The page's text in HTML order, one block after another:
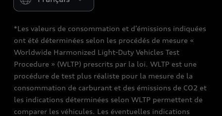
*Les valeurs de consommation et d’émissions indiquées
ont été déterminées selon les procédés de mesure «
Worldwide Harmonized Light-Duty Vehicles Test
Procedure » (WLTP) prescrits par la loi. WLTP est une
procédure de test plus réaliste pour la mesure de la
consommation de carburant et des émissions de CO2 et
les indications déterminées selon WLTP permettent de
comparer les véhicules. Les éventuelles indications